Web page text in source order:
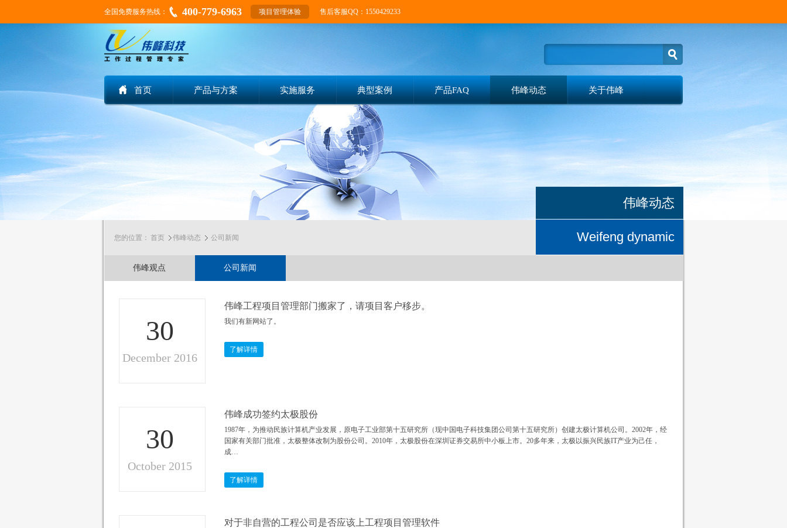
全国免费服务热线： 400-779-6963 项目管理体验 售后客服QQ：1550429233
首页 产品与方案 实施服务 典型案例 产品FAQ 伟峰动态 关于伟峰
伟峰动态
Weifeng dynamic
您的位置： 首页 伟峰动态 公司新闻
伟峰观点 公司新闻
30
December 2016
伟峰工程项目管理部门搬家了，请项目客户移步。
我们有新网站了。
了解详情
30
October 2015
伟峰成功签约太极股份
1987年，为推动民族计算机产业发展，原电子工业部第十五研究所（现中国电子科技集团公司第十五研究所）创建太极计算机公司。2002年，经
国家有关部门批准，太极整体改制为股份公司。2010年，太极股份在深圳证券交易所中小板上市。20多年来，太极以振兴民族IT产业为己任，
成…
了解详情
对于非自营的工程公司是否应该上工程项目管理软件